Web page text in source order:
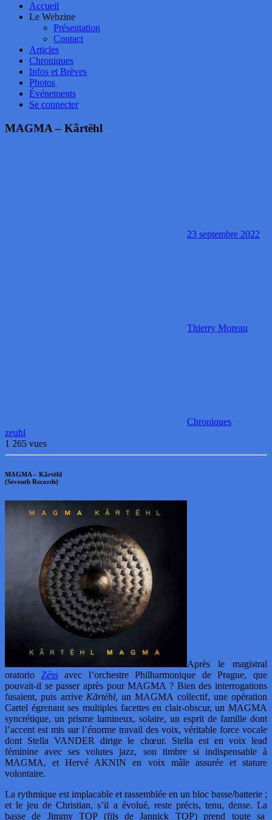
Accueil
Le Webzine
Présentation
Contact
Articles
Chroniques
Infos et Brèves
Photos
Événements
Se connecter
MAGMA – Kãrtëhl
23 septembre 2022
Thierry Moreau
Chroniques
zeuhl
1 265 vues
MAGMA – Kãrtëhl
(Seventh Records)
Après le magistral
oratorio Zëssavec l’orchestre Philharmonique de Prague, que
pouvait-il se passer après pour MAGMA ? Bien des interrogations
fusaient, puis arrive Kãrtëhl, un MAGMA collectif, une opération
Cartel égrenant ses multiples facettes en clair-obscur, un MAGMA
syncrétique, un prisme lumineux, solaire, un esprit de famille dont
l’accent est mis sur l’énorme travail des voix, véritable force vocale
dont Stella VANDER dirige le chœur. Stella est en voix lead
féminine avec ses volutes jazz, son timbre si indispensable à
MAGMA, et Hervé AKNIN en voix mâle assurée et stature
volontaire.
La rythmique est implacable et rassemblée en un bloc basse/batterie ;
et le jeu de Christian, s’il a évolué, reste précis, tenu, dense. La
basse de Jimmy TOP (fils de Jannick TOP) prend toute sa